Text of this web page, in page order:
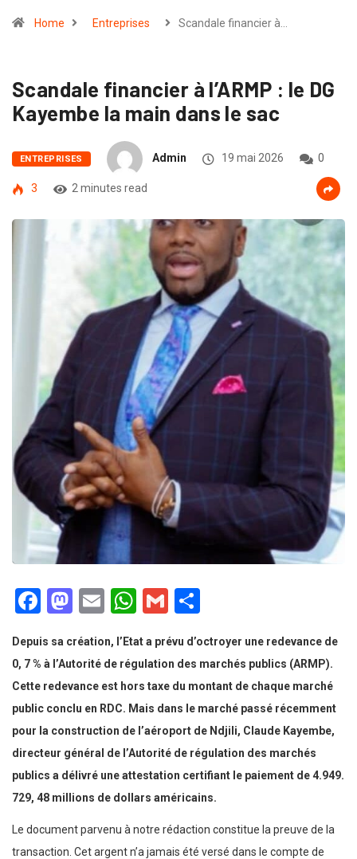
Home Entreprises Scandale financier à…
Scandale financier à l’ARMP : le DG
Kayembe la main dans le sac
ENTREPRISES Admin 19 mai 2026 0
3 2 minutes read
Facebook
Mastodon
EmailWhatsApp
Gmail
Depuis sa création, l’Etat a prévu d’octroyer une redevance de
0, 7 % à l’Autorité de régulation des marchés publics (ARMP).
Cette redevance est hors taxe du montant de chaque marché
public conclu en RDC. Mais dans le marché passé récemment
pour la construction de l’aéroport de Ndjili, Claude Kayembe,
directeur général de l’Autorité de régulation des marchés
publics a délivré une attestation certifiant le paiement de 4.949.
729, 48 millions de dollars américains.
Le document parvenu à notre rédaction constitue la preuve de la
transaction. Cet argent n’a jamais été versé dans le compte de